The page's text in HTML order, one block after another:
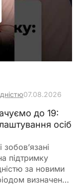
07.08.2026
до 19:
осіб
підтримку
за новими
визначено